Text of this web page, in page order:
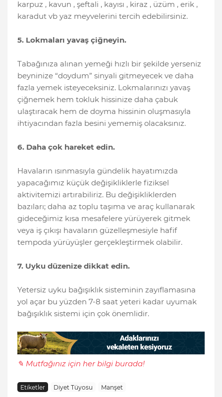
karpuz , kavun , şeftali , kayısı , kiraz , üzüm , erik ,
karadut vb yaz meyvelerini tercih edebilirsiniz.
5. Lokmaları yavaş çiğneyin.
Tabağınıza alınan yemeği hızlı bir şekilde yerseniz
beyninize “doydum” sinyali gitmeyecek ve daha
fazla yemek isteyeceksiniz. Lokmalarınızı yavaş
çiğnemek hem tokluk hissinize daha çabuk
ulaştıracak hem de doyma hissinin oluşmasıyla
ihtiyacından fazla besini yememiş olacaksınız.
6. Daha çok hareket edin.
Havaların ısınmasıyla gündelik hayatımızda
yapacağımız küçük değişikliklerle fiziksel
aktivitemizi artırabiliriz. Bu değişikliklerden
bazıları; daha az toplu taşıma ve araç kullanarak
gideceğimiz kısa mesafelere yürüyerek gitmek
veya iş çıkışı havaların güzelleşmesiyle hafif
tempoda yürüyüşler gerçekleştirmek olabilir.
7. Uyku düzenize dikkat edin.
Yetersiz uyku bağışıklık sisteminin zayıflamasına
yol açar bu yüzden 7-8 saat yeteri kadar uyumak
bağışıklık sistemi için çok önemlidir.
✎ Mutfağınız için her bilgi burada!
Etiketler Diyet Tüyosu Manşet